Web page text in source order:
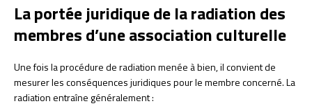
La portée juridique de la radiation des
membres d’une association culturelle
Une fois la procédure de radiation menée à bien, il convient de
mesurer les conséquences juridiques pour le membre concerné. La
radiation entraîne généralement :